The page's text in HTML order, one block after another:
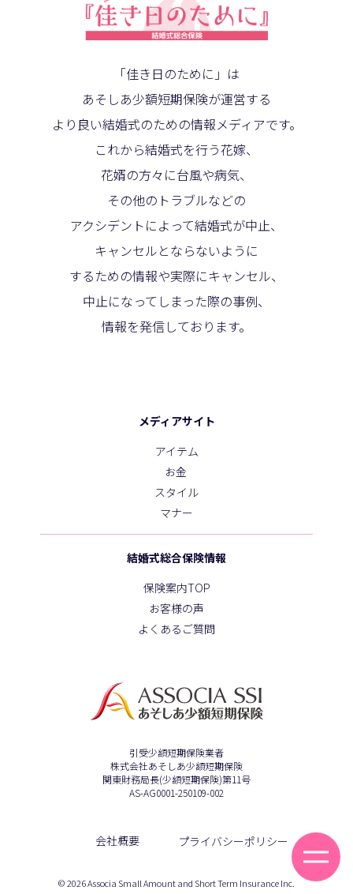
「佳き日のために」は
あそしあ少額短期保険が運営する
より良い結婚式のための情報メディアです。
これから結婚式を行う花嫁、
花婿の方々に台風や病気、
その他のトラブルなどの
アクシデントによって結婚式が中止、
キャンセルとならないように
するための情報や実際にキャンセル、
中止になってしまった際の事例、
情報を発信しております。
メディアサイト
アイテム
お金
スタイル
マナー
結婚式総合保険情報
保険案内TOP
お客様の声
よくあるご質問
引受少額短期保険業者
株式会社あそしあ少額短期保険
関東財務局長(少額短期保険)第11号
AS-AG0001-250109-002
会社概要 プライバシーポリシー
© 2026 Associa Small Amount and Short Term Insurance Inc.